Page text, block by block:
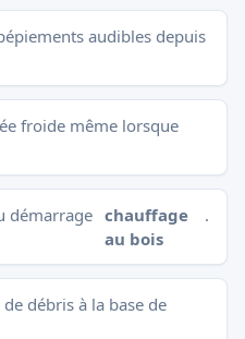
audibles depuis
froide même lorsque
démarrage chauffage
au bois
.
débris à la base de